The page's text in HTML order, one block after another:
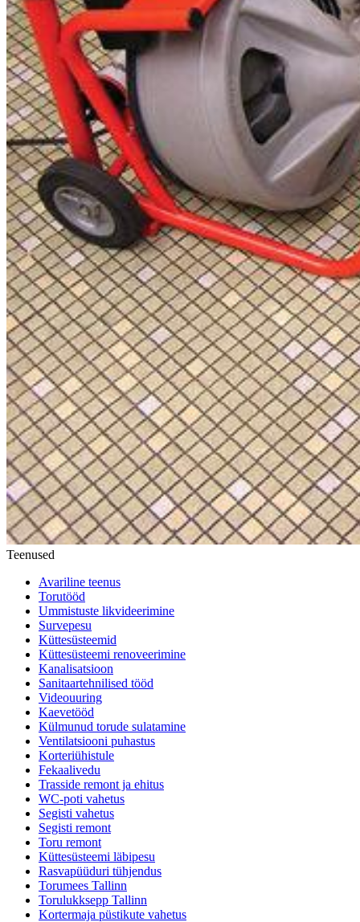
Teenused
Avariline teenus
Torutööd
Ummistuste likvideerimine
Survepesu
Küttesüsteemid
Küttesüsteemi renoveerimine
Kanalisatsioon
Sanitaartehnilised tööd
Videouuring
Kaevetööd
Külmunud torude sulatamine
Ventilatsiooni puhastus
Korteriühistule
Fekaalivedu
Trasside remont ja ehitus
WC-poti vahetus
Segisti vahetus
Segisti remont
Toru remont
Küttesüsteemi läbipesu
Rasvapüüduri tühjendus
Torumees Tallinn
Torulukksepp Tallinn
Kortermaja püstikute vahetus